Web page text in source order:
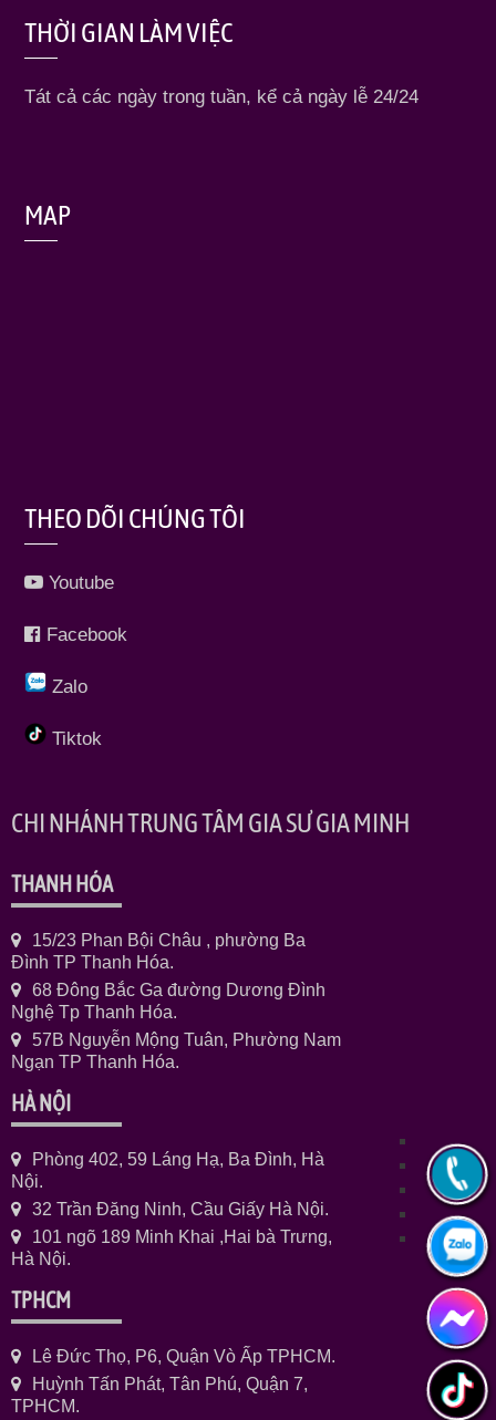
THỜI GIAN LÀM VIỆC
Tát cả các ngày trong tuần, kể cả ngày lễ 24/24
MAP
THEO DÕI CHÚNG TÔI
Youtube
Facebook
Zalo
Tiktok
CHI NHÁNH TRUNG TÂM GIA SƯ GIA MINH
THANH HÓA
15/23 Phan Bội Châu , phường Ba
Đình TP Thanh Hóa.
68 Đông Bắc Ga đường Dương Đình
Nghệ Tp Thanh Hóa.
57B Nguyễn Mộng Tuân, Phường Nam
Ngạn TP Thanh Hóa.
HÀ NỘI
Phòng 402, 59 Láng Hạ, Ba Đình, Hà
Nội.
32 Trần Đăng Ninh, Cầu Giấy Hà Nội.
101 ngõ 189 Minh Khai ,Hai bà Trưng,
Hà Nội.
TPHCM
Lê Đức Thọ, P6, Quận Vò Ấp TPHCM.
Huỳnh Tấn Phát, Tân Phú, Quận 7,
TPHCM.